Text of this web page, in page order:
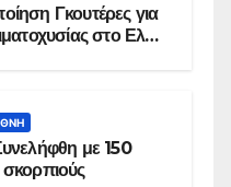
Γκουτέρες για
στο Ελ
με 150